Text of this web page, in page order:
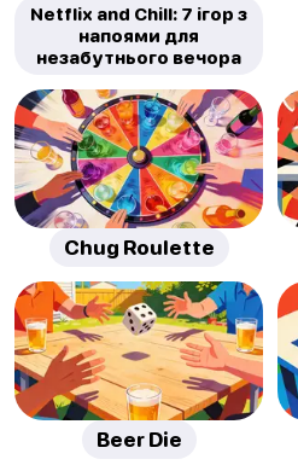
Netflix and Chill: 7 ігор з
напоями для
незабутнього вечора
Chug Roulette
Beer Die